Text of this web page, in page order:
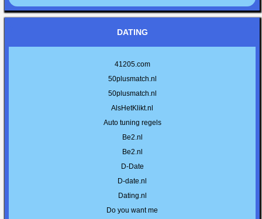
DATING
41205.com
50plusmatch.nl
50plusmatch.nl
AlsHetKlikt.nl
Auto tuning regels
Be2.nl
Be2.nl
D-Date
D-date.nl
Dating.nl
Do you want me